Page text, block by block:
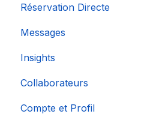
Réservation Directe
Messages
Insights
Collaborateurs
Compte et Profil